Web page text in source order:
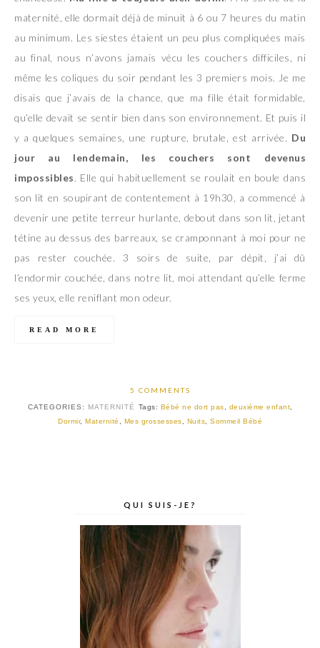
maternité, elle dormait déjà de minuit à 6 ou 7 heures du matin
au minimum. Les siestes étaient un peu plus compliquées mais
au final, nous n’avons jamais vécu les couchers difficiles, ni
même les coliques du soir pendant les 3 premiers mois. Je me
disais que j’avais de la chance, que ma fille était formidable,
qu’elle devait se sentir bien dans son environnement. Et puis il
y a quelques semaines, une rupture, brutale, est arrivée. Du
jour au lendemain, les couchers sont devenus
impossibles. Elle qui habituellement se roulait en boule dans
son lit en soupirant de contentement à 19h30, a commencé à
devenir une petite terreur hurlante, debout dans son lit, jetant
tétine au dessus des barreaux, se cramponnant à moi pour ne
pas rester couchée. 3 soirs de suite, par dépit, j’ai dû
l’endormir couchée, dans notre lit, moi attendant qu’elle ferme
ses yeux, elle reniflant mon odeur.
READ MORE
5 COMMENTS
CATEGORIES: MATERNITÉ Tags: Bébé ne dort pas deuxième enfant
Dormir, Maternité Mes grossesses Nuits Sommeil Bébé
QUI SUIS-JE?